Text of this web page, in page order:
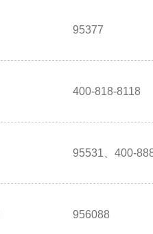
95377
400-818-8118
95531、400-
956088